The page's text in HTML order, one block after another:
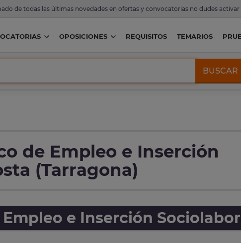
de todas las últimas novedades en ofertas y convocatorias no dudes activar
OPOSICIONES REQUISITOS TEMARIOS
BUSCAR
de Empleo e Inserción
(Tarragona)
e Inserción